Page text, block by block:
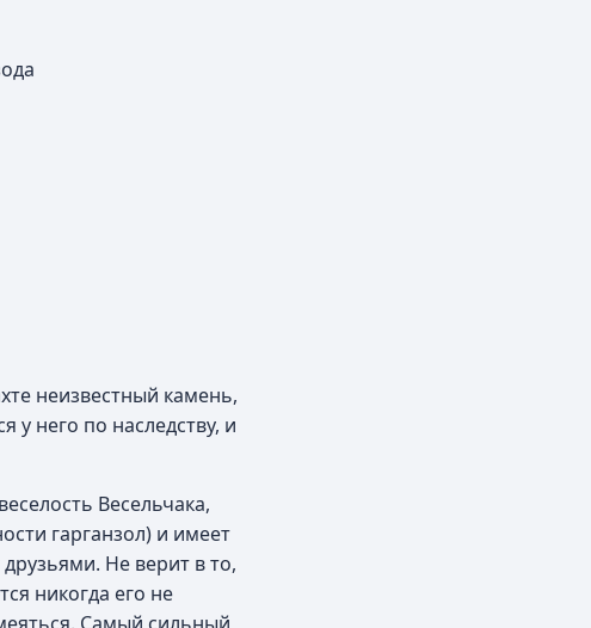
неизвестный камень,
у него по наследству, и
Весельчака,
гарганзол) и имеет
Не верит в то,
никогда его не